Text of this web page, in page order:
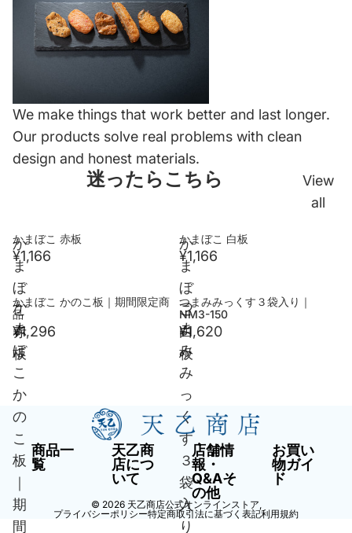
We make things that work better and last longer.
Our products solve real problems with clean
design and honest materials.
迷ったらこちら
View
all
か
ま
ぼ
こ
赤
板
かまぼこ 赤板
¥1,166
か
ま
ぼ
こ
白
板
かまぼこ 白板
¥1,166
か
ま
ぼ
こ
か
の
こ
板
｜
期
間
売り切れ
かまぼこ かのこ板｜期間限定商
品
¥1,296
つ
ま
み
み
っ
く
す
３
袋
入
り
つまみみっくす３袋入り｜
NM3-150
¥1,620
商品一
覧
天乙商
店につ
いて
店舗情
報・
Q&Aそ
の他
お買い
物ガイ
ド
© 2026 天乙商店公式オンラインストア,
プライバシーポリシー特定商取引法に基づく表記利用規約